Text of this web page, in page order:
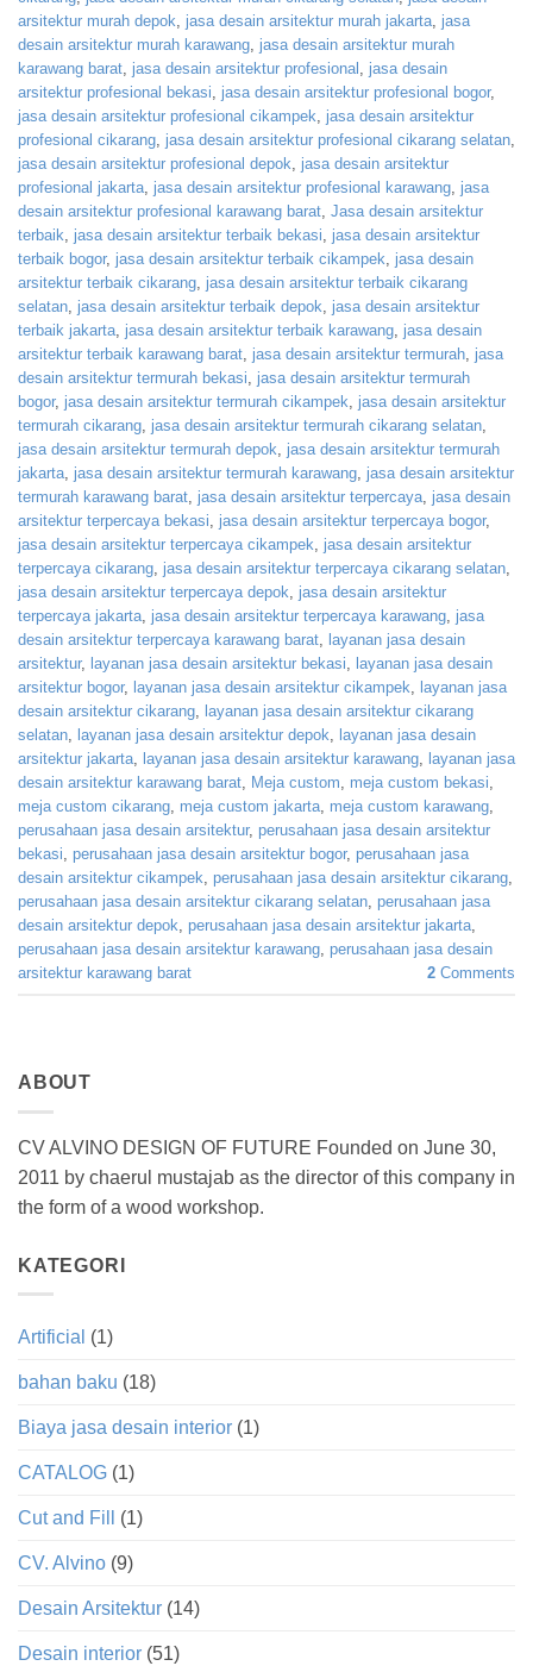
arsitektur murah depok
jasa desain arsitektur murah jakarta jasa
desain arsitektur murah karawang jasa desain arsitektur murah
karawang barat jasa desain arsitektur profesional
jasa desain
arsitektur profesional bekasi
jasa desain arsitektur profesional bogor,
jasa desain arsitektur profesional cikampek
jasa desain arsitektur
profesional cikarang jasa desain arsitektur profesional cikarang selatan
jasa desain arsitektur profesional depok
jasa desain arsitektur
profesional jakarta jasa desain arsitektur profesional karawang jasa
desain arsitektur profesional karawang barat Jasa desain arsitektur
terbaik
jasa desain arsitektur terbaik bekasi
jasa desain arsitektur
terbaik bogor, jasa desain arsitektur terbaik cikampek
jasa desain
arsitektur terbaik cikarang jasa desain arsitektur terbaik cikarang
selatan jasa desain arsitektur terbaik depok
jasa desain arsitektur
terbaik jakarta jasa desain arsitektur terbaik karawang jasa desain
arsitektur terbaik karawang barat jasa desain arsitektur termurah jasa
desain arsitektur termurah bekasi
jasa desain arsitektur termurah
bogor, jasa desain arsitektur termurah cikampek
jasa desain arsitektur
termurah cikarang jasa desain arsitektur termurah cikarang selatan
jasa desain arsitektur termurah depok
jasa desain arsitektur termurah
jakarta jasa desain arsitektur termurah karawang jasa desain arsitektur
termurah karawang barat jasa desain arsitektur terpercaya jasa desain
arsitektur terpercaya bekasi
jasa desain arsitektur terpercaya bogor,
jasa desain arsitektur terpercaya cikampek
jasa desain arsitektur
terpercaya cikarang jasa desain arsitektur terpercaya cikarang selatan
jasa desain arsitektur terpercaya depok
jasa desain arsitektur
terpercaya jakarta jasa desain arsitektur terpercaya karawang jasa
desain arsitektur terpercaya karawang barat layanan jasa desain
arsitektur, layanan jasa desain arsitektur bekasi
layanan jasa desain
arsitektur bogor, layanan jasa desain arsitektur cikampek
layanan jasa
desain arsitektur cikarang layanan jasa desain arsitektur cikarang
selatan layanan jasa desain arsitektur depok
layanan jasa desain
arsitektur jakarta layanan jasa desain arsitektur karawang layanan jasa
desain arsitektur karawang barat Meja custom meja custom bekasi
meja custom cikarang meja custom jakarta meja custom karawang
perusahaan jasa desain arsitektur, perusahaan jasa desain arsitektur
bekasi perusahaan jasa desain arsitektur bogor, perusahaan jasa
desain arsitektur cikampek perusahaan jasa desain arsitektur cikarang
perusahaan jasa desain arsitektur cikarang selatan perusahaan jasa
desain arsitektur depok perusahaan jasa desain arsitektur jakarta
perusahaan jasa desain arsitektur karawang perusahaan jasa desain
arsitektur karawang barat
2 Comments
ABOUT
CV ALVINO DESIGN OF FUTURE Founded on June 30,
2011 by chaerul mustajab as the director of this company in
the form of a wood workshop.
KATEGORI
Artificial (1)
bahan baku (18)
Biaya jasa desain interior (1)
CATALOG (1)
Cut and Fill (1)
CV. Alvino (9)
Desain Arsitektur (14)
Desain interior (51)